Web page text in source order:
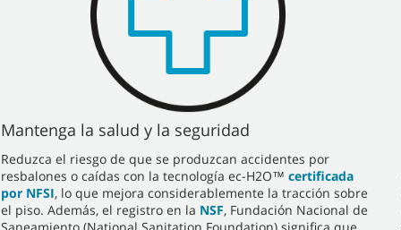
Mantenga la salud y la seguridad
Reduzca el riesgo de que se produzcan accidentes por
resbalones o caídas con la tecnología ec-H2O™ certificada
por NFSI, lo que mejora considerablemente la tracción sobre
el piso. Además, el registro en la NSF, Fundación Nacional de